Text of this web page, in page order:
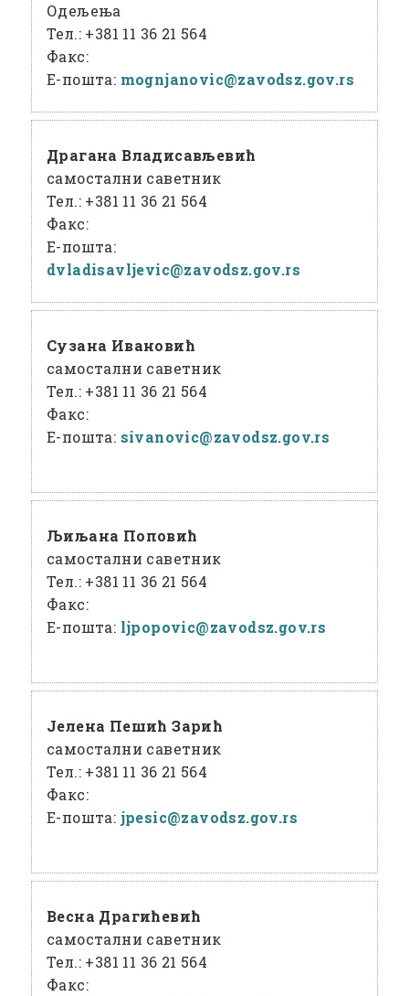
Одељења
Тел.: +381 11 36 21 564
Факс:
Е-пошта: mognjanovic@zavodsz.gov.rs
Драгана Владисављевић
самостални саветник
Тел.: +381 11 36 21 564
Факс:
Е-пошта:
dvladisavljevic@zavodsz.gov.rs
Сузана Ивановић
самостални саветник
Тел.: +381 11 36 21 564
Факс:
Е-пошта: sivanovic@zavodsz.gov.rs
Љиљана Поповић
самостални саветник
Тел.: +381 11 36 21 564
Факс:
Е-пошта: ljpopovic@zavodsz.gov.rs
Јелена Пешић Зарић
самостални саветник
Тел.: +381 11 36 21 564
Факс:
Е-пошта: jpesic@zavodsz.gov.rs
Весна Драгићевић
самостални саветник
Тел.: +381 11 36 21 564
Факс: